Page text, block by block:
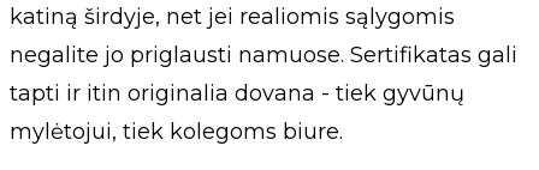
katiną širdyje, net jei realiomis sąlygomis
negalite jo priglausti namuose. Sertifikatas gali
tapti ir itin originalia dovana - tiek gyvūnų
mylėtojui, tiek kolegoms biure.